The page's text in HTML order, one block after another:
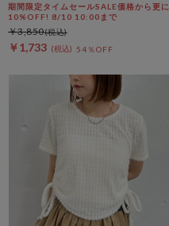
期間限定タイムセールSALE価格から更に
10%OFF! 8/10 10:00まで
￥1,733 54％OFF
￥3,850